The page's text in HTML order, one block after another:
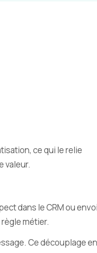
ce qui le relie
valeur.
dans le CRM ou
métier.
Ce découplage